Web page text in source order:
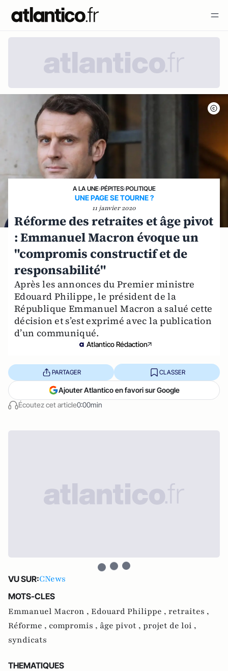
A LA UNE›PÉPITES›POLITIQUE
UNE PAGE SE TOURNE ?
11 janvier 2020
Réforme des retraites et âge pivot
: Emmanuel Macron évoque un
"compromis constructif et de
responsabilité"
Après les annonces du Premier ministre
Edouard Philippe, le président de la
République Emmanuel Macron a salué cette
décision et s’est exprimé avec la publication
d’un communiqué.
Atlantico Rédaction
Écoutez cet article0:00min
PARTAGER CLASSER
Ajouter Atlantico en favori sur Google
VU SUR:CNews
MOTS-CLES
Emmanuel Macron , Edouard Philippe , retraites ,
Réforme , compromis , âge pivot , projet de loi ,
syndicats
THEMATIQUES